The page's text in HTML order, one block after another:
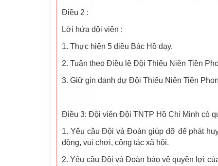
Điều 2 :
Lời hứa đội viên :
1. Thực hiện 5 điều Bác Hồ dạy.
2. Tuân theo Điều lệ Đội Thiếu Niên Tiền
3. Giữ gìn danh dự Đội Thiếu Niên Tiền
Điều 3: Đội viên Đội TNTP Hồ Chí Minh có
1. Yêu cầu Đội và Đoàn giúp đỡ để phát
động, vui chơi, công tác xã hội.
2. Yêu cầu Đội và Đoàn bảo vệ quyền lợi